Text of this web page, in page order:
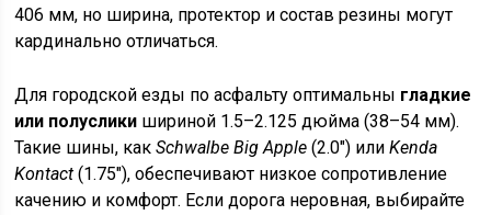
406 мм, но ширина, протектор и состав резины могут
кардинально отличаться.
Для городской езды по асфальту оптимальны гладкие
или полуслики шириной 1.5–2.125 дюйма (38–54 мм).
Такие шины, какSchwalbe Big Apple (2.0″) илиKenda
Kontact (1.75″), обеспечивают низкое сопротивление
качению и комфорт. Если дорога неровная, выбирайте